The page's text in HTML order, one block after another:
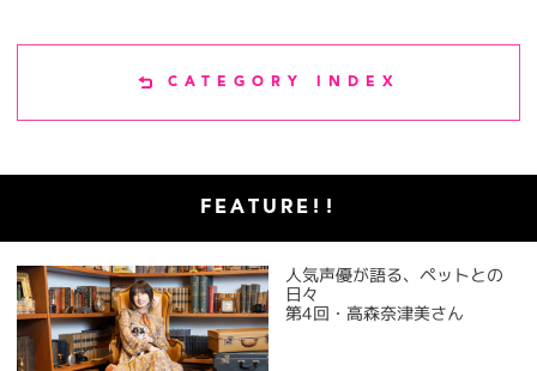
CATEGORY INDEX
FEATURE!!
人気声優が語る、ペットとの
日々
第4回・高森奈津美さん